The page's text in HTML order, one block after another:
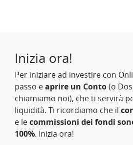
Inizia ora!
Per iniziare ad investire con
passo eaprire un Conto(o
chiamiamo noi), che ti servirà
liquidità. Ti ricordiamo che il
e lecommissioni dei fondi
100%. Inizia ora!